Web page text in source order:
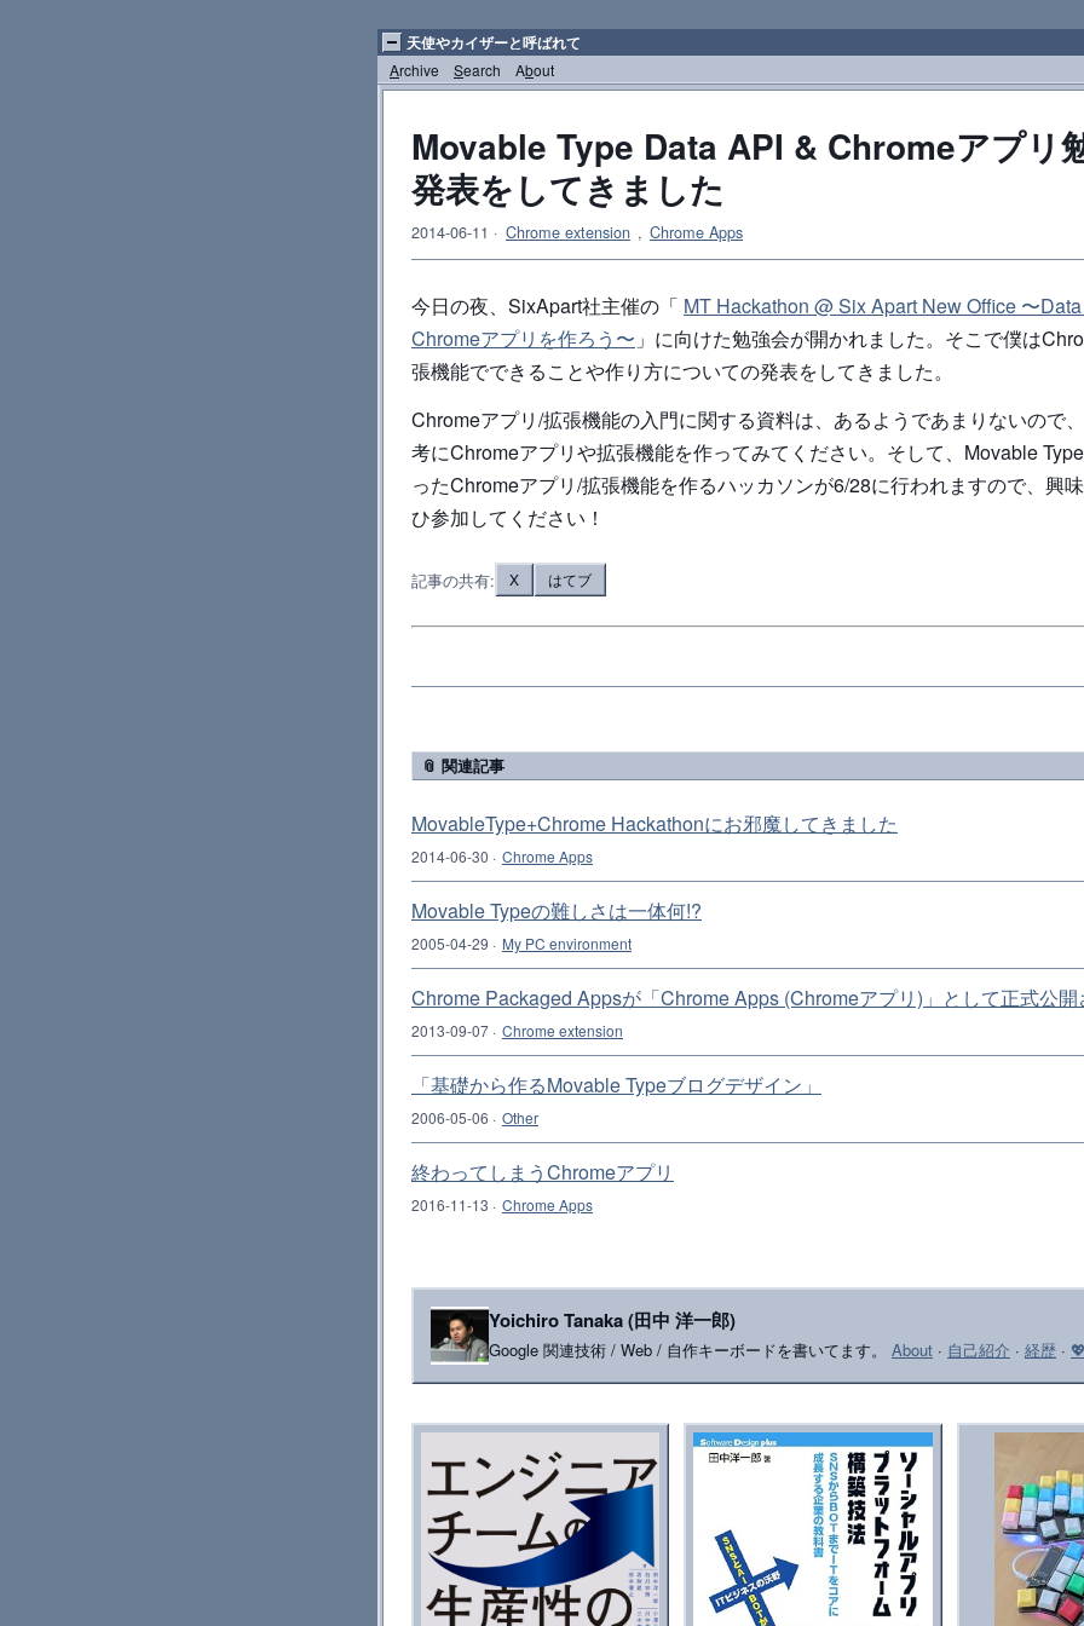
天使やカイザーと呼ばれて
Archive Search About
Movable Type Data API & Chromeアプリ
発表をしてきました
2014-06-11 · Chrome extension , Chrome Apps
今日の夜、SixApart社主催の「 MT Hackathon @ Six Apart New Office 〜
Chromeアプリを作ろう〜 」に向けた勉強会が開かれました。そこで僕は
張機能でできることや作り方についての発表をしてきました。
Chromeアプリ/拡張機能の入門に関する資料は、あるようであまりないので
考にChromeアプリや拡張機能を作ってみてください。そして、Movable
ったChromeアプリ/拡張機能を作るハッカソンが6/28に行われますので、興
ひ参加してください！
記事の共有: X はてブ
📎 関連記事
MovableType+Chrome Hackathonにお邪魔してきました
2014-06-30 · Chrome Apps
Movable Typeの難しさは一体何!?
2005-04-29 · My PC environment
Chrome Packaged Appsが「Chrome Apps (Chromeアプリ)」として正式公開
2013-09-07 · Chrome extension
「基礎から作るMovable Typeブログデザイン」
2006-05-06 · Other
終わってしまうChromeアプリ
2016-11-13 · Chrome Apps
Yoichiro Tanaka (田中 洋一郎)
Google 関連技術 / Web / 自作キーボードを書いてます。 About · 自己紹介 · 経歴 ·